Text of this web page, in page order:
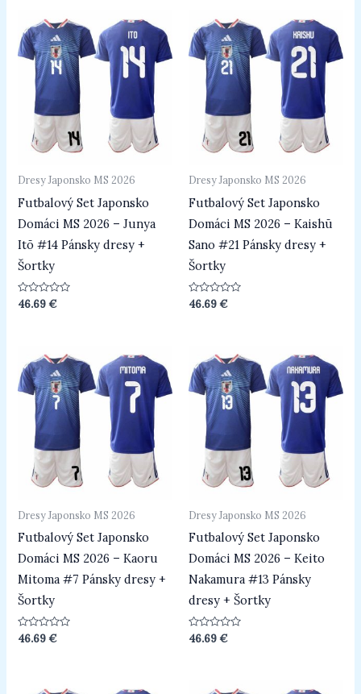
Dresy Japonsko MS 2026
Futbalový Set Japonsko
Domáci MS 2026 – Junya
Itō #14 Pánsky dresy +
Šortky
Hodnotenie
0
46.69€
Dresy Japonsko MS 2026
Futbalový Set Japonsko
Domáci MS 2026 – Kaishū
Sano #21 Pánsky dresy +
Šortky
Hodnotenie
0
46.69€
Dresy Japonsko MS 2026
Futbalový Set Japonsko
Domáci MS 2026 – Kaoru
Mitoma #7 Pánsky dresy +
Šortky
Hodnotenie
46.69€
Dresy Japonsko MS 2026
Futbalový Set Japonsko
Domáci MS 2026 – Keito
Nakamura #13 Pánsky
dresy + Šortky
Hodnotenie
46.69€